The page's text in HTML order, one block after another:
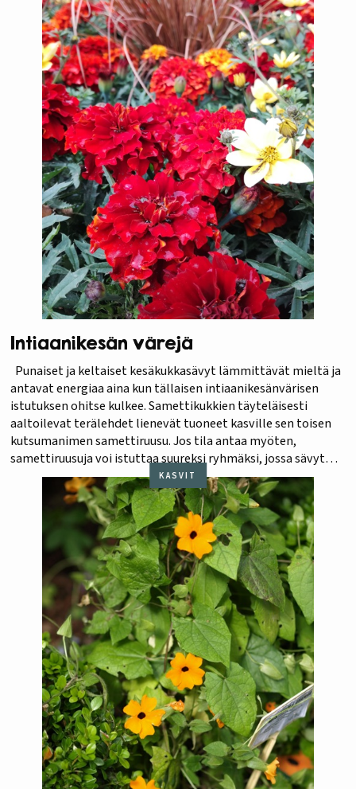
Intiaanikesän värejä
Punaiset ja keltaiset kesäkukkasävyt lämmittävät mieltä ja
antavat energiaa aina kun tällaisen intiaanikesänvärisen
istutuksen ohitse kulkee. Samettikukkien täyteläisesti
aaltoilevat terälehdet lienevät tuoneet kasville sen toisen
kutsumanimen samettiruusu. Jos tila antaa myöten,
samettiruusuja voi istuttaa suureksi ryhmäksi, jossa sävyt
vaihtuvat kuin tulenliekeissä ikään. Lämpimän tunnelman
täydentää ruskeavartinen sara, jonka kauniin ilmava
kasvutapa luo istutukseen niittymäistä…
KASVIT